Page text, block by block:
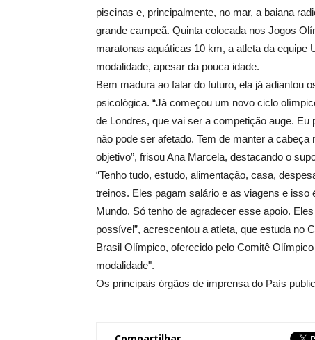
piscinas e, principalmente, no mar, a baiana
grande campeã. Quinta colocada nos Jogos
maratonas aquáticas 10 km, a atleta da equipe
modalidade, apesar da pouca idade.
Bem madura ao falar do futuro, ela já adiantou
psicológica. “Já começou um novo ciclo
de Londres, que vai ser a competição auge.
não pode ser afetado. Tem de manter a
objetivo”, frisou Ana Marcela, destacando o
“Tenho tudo, estudo, alimentação, casa,
treinos. Eles pagam salário e as viagens e isso
Mundo. Só tenho de agradecer esse apoio.
possível”, acrescentou a atleta, que estuda no
Brasil Olímpico, oferecido pelo Comitê
modalidade".
Os principais órgãos de imprensa do País